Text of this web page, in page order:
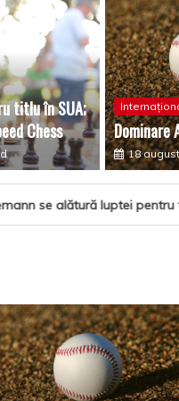
titlu în SUA; Lazavik îl
titlu în SUA;
Chess
Dominare
18
pentru titlu în SUA;